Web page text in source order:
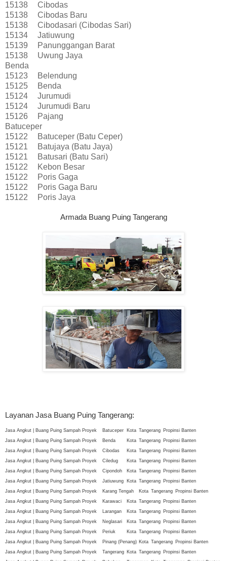
15138
Cibodas
15138
Cibodas Baru
15138
Cibodasari (Cibodas Sari)
15134
Jatiuwung
15139
Panunggangan Barat
15138
Uwung Jaya
Benda
15123
Belendung
15125
Benda
15124
Jurumudi
15124
Jurumudi Baru
15126
Pajang
Batuceper
15122
Batuceper (Batu Ceper)
15121
Batujaya (Batu Jaya)
15121
Batusari (Batu Sari)
15122
Kebon Besar
15122
Poris Gaga
15122
Poris Gaga Baru
15122
Poris Jaya
Armada Buang Puing Tangerang
Layanan Jasa Buang Puing Tangerang:
Jasa Angkut | Buang Puing Sampah Proyek Batuceper Kota Tangerang Propinsi Banten
Jasa Angkut | Buang Puing Sampah Proyek
Benda Kota Tangerang Propinsi Banten
Jasa Angkut | Buang Puing Sampah Proyek
Cibodas Kota Tangerang Propinsi Banten
Jasa Angkut | Buang Puing Sampah Proyek
Ciledug Kota Tangerang Propinsi Banten
Jasa Angkut | Buang Puing Sampah Proyek
Cipondoh Kota Tangerang Propinsi Banten
Jasa Angkut | Buang Puing Sampah Proyek
Jatiuwung Kota Tangerang Propinsi Banten
Jasa Angkut | Buang Puing Sampah Proyek
Karang Tengah Kota Tangerang Propinsi Banten
Jasa Angkut | Buang Puing Sampah Proyek
Karawaci Kota Tangerang Propinsi Banten
Jasa Angkut | Buang Puing Sampah Proyek
Larangan Kota Tangerang Propinsi Banten
Jasa Angkut | Buang Puing Sampah Proyek
Neglasari Kota Tangerang Propinsi Banten
Jasa Angkut | Buang Puing Sampah Proyek
Periuk Kota Tangerang Propinsi Banten
Jasa Angkut | Buang Puing Sampah Proyek
Pinang (Penang) Kota Tangerang Propinsi Banten
Jasa Angkut | Buang Puing Sampah Proyek
Tangerang Kota Tangerang Propinsi Banten